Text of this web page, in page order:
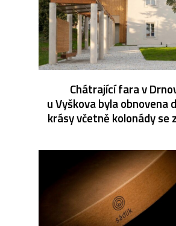
Chátrající fara v
u Vyškova byla obnovena
krásy včetně kolonády se